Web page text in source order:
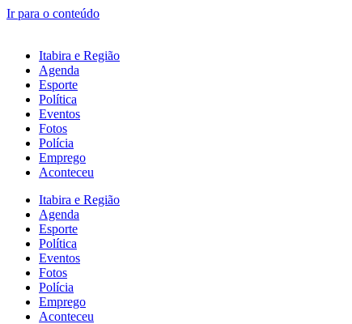
Ir para o conteúdo
Itabira e Região
Agenda
Esporte
Política
Eventos
Fotos
Polícia
Emprego
Aconteceu
Itabira e Região
Agenda
Esporte
Política
Eventos
Fotos
Polícia
Emprego
Aconteceu